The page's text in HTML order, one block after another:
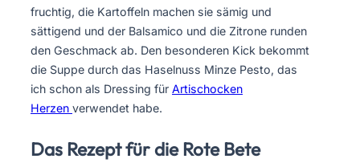
fruchtig, die Kartoffeln machen sie sämig und
sättigend und der Balsamico und die Zitrone runden
den Geschmack ab. Den besonderen Kick bekommt
die Suppe durch das Haselnuss Minze Pesto, das
ich schon als Dressing für Artischocken
Herzen verwendet habe.
Das Rezept für die Rote Bete